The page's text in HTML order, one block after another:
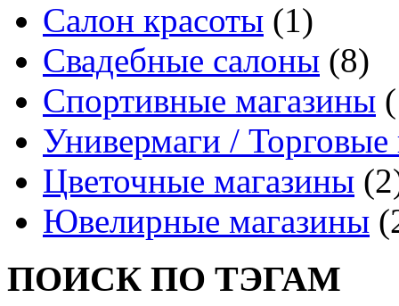
Салон красоты (1)
Свадебные салоны (8)
Спортивные магазины
Универмаги /
Цветочные магазины
Ювелирные магазины
ПОИСК ПО ТЭГАМ